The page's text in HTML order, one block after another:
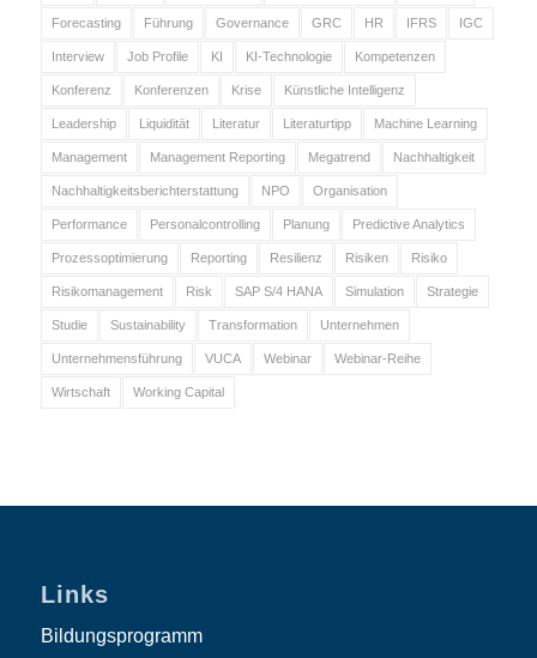
Forecasting Führung Governance GRC HR IFRS IGC
Interview Job Profile KI KI-Technologie Kompetenzen
Konferenz Konferenzen Krise Künstliche Intelligenz
Leadership Liquidität Literatur Literaturtipp Machine Learning
Management Management Reporting Megatrend Nachhaltigkeit
Nachhaltigkeitsberichterstattung NPO Organisation
Performance Personalcontrolling Planung Predictive Analytics
Prozessoptimierung Reporting Resilienz Risiken Risiko
Risikomanagement Risk SAP S/4 HANA Simulation Strategie
Studie Sustainability Transformation Unternehmen
Unternehmensführung VUCA Webinar Webinar-Reihe
Wirtschaft Working Capital
Links
Bildungsprogramm